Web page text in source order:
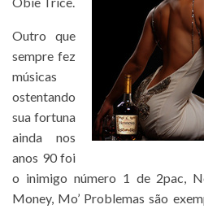
Outro que
sempre fez
músicas
ostentando
sua fortuna
ainda nos
anos 90 foi
o inimigo número 1 de 2pac,
Money, Mo’ Problemas são